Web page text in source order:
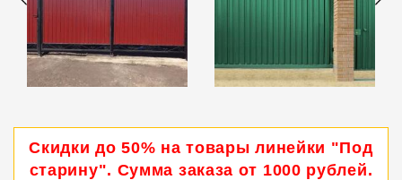
Скидки до 50% на товары линейки "Под
старину". Сумма заказа от 1000 рублей.